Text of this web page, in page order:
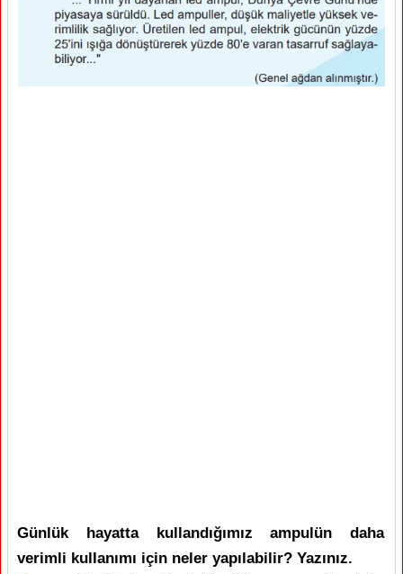
Günlük hayatta kullandığımız ampulün daha
verimli kullanımı için neler yapılabilir? Yazınız.